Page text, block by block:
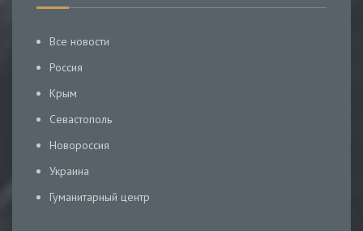
Все новости
Россия
Крым
Севастополь
Новороссия
Украина
Гуманитарный центр